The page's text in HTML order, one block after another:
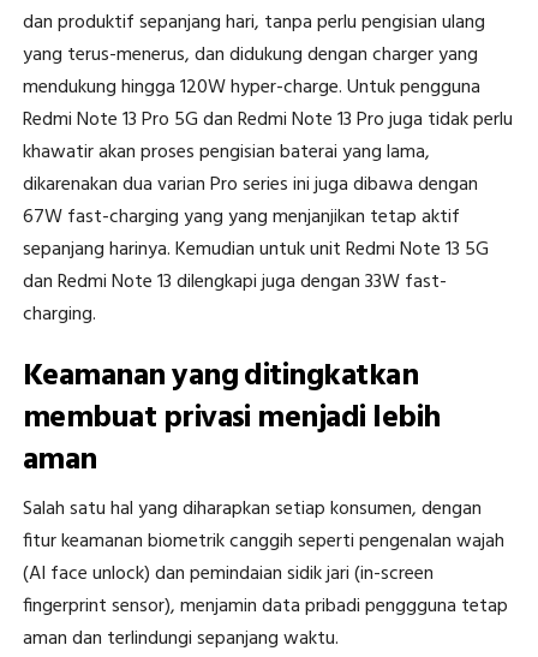
dan produktif sepanjang hari, tanpa perlu pengisian ulang
yang terus-menerus, dan didukung dengan charger yang
mendukung hingga 120W hyper-charge. Untuk pengguna
Redmi Note 13 Pro 5G dan Redmi Note 13 Pro juga tidak perlu
khawatir akan proses pengisian baterai yang lama,
dikarenakan dua varian Pro series ini juga dibawa dengan
67W fast-charging yang yang menjanjikan tetap aktif
sepanjang harinya. Kemudian untuk unit Redmi Note 13 5G
dan Redmi Note 13 dilengkapi juga dengan 33W fast-
charging.
Keamanan yang ditingkatkan
membuat privasi menjadi lebih
aman
Salah satu hal yang diharapkan setiap konsumen, dengan
fitur keamanan biometrik canggih seperti pengenalan wajah
(AI face unlock) dan pemindaian sidik jari (in-screen
fingerprint sensor), menjamin data pribadi penggguna tetap
aman dan terlindungi sepanjang waktu.